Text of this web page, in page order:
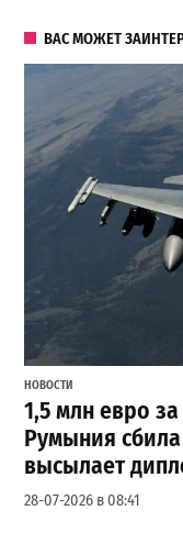
ВАС МОЖЕТ
НОВОСТИ
1,5 млн евро
Румыния
высылает
28-07-2026 в 08:41